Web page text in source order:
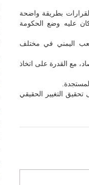
بطريقة واضحة
عليه وضع الحكومة
اليمني في مختلف
مع القدرة على اتخاذ
التغيير الحقيقي